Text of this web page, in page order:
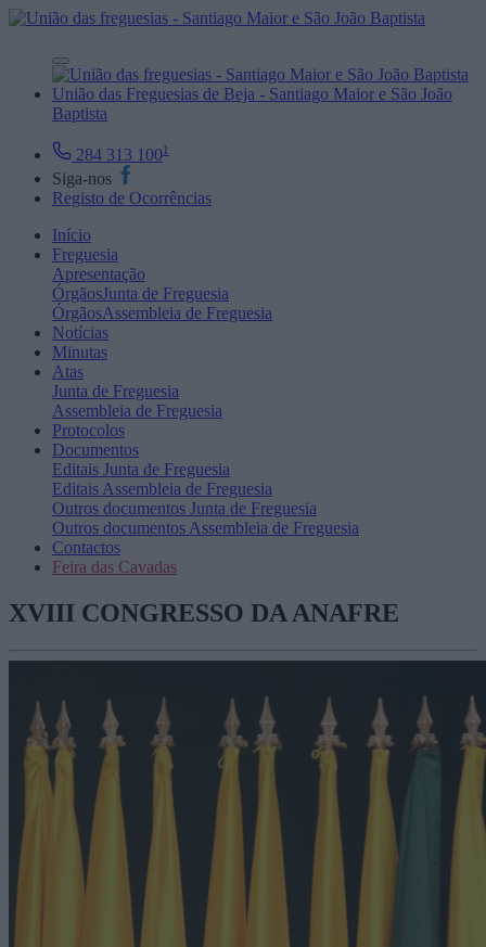
União das Freguesias de Beja - Santiago Maior e São João
Baptista
284 313 1001
Siga-nos
Registo de Ocorrências
Início
Freguesia
Apresentação
ÓrgãosJunta de Freguesia
ÓrgãosAssembleia de Freguesia
Notícias
Minutas
Atas
Junta de Freguesia
Assembleia de Freguesia
Protocolos
Documentos
Editais Junta de Freguesia
Editais Assembleia de Freguesia
Outros documentos Junta de Freguesia
Outros documentos Assembleia de Freguesia
Contactos
Feira das Cavadas
XVIII CONGRESSO DA ANAFRE